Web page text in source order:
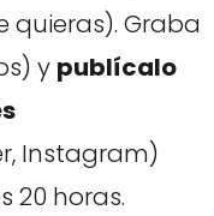
quieras). Graba
y publícalo
Instagram)
20 horas.